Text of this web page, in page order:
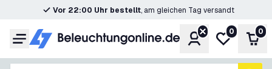
Vor 22:00 Uhr bestellt, am gleichen Tag versandt
Menü KontoMeine
0 0